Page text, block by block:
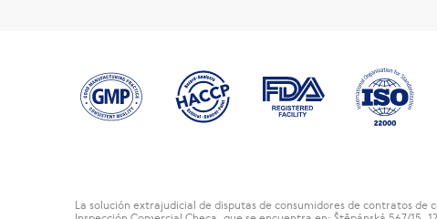
La solución extrajudicial de disputas de consumidores de contratos de